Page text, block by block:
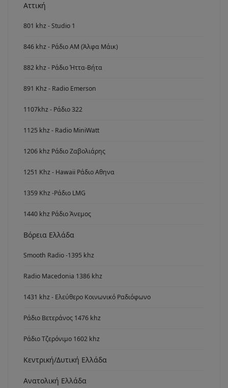
Αττική
801 khz - Studio 1
846 khz - Ράδιο ΑΜ (Άλφα Μάικ)
882 khz - Ράδιο Ήττα-Βήτα
891 Khz - Radio Emerson
1107khz - Ράδιο 322
1125 khz - Radio MiniWatt
1206 khz Ράδιο Ζαβολιάρης
1251 Khz - Hawaii Ράδιο Αθηνα
1359 Khz -Ράδιο LMG
1440 khz Ράδιο Άνεμος
Βόρεια Ελλάδα
Smooth Radio -1395 khz
Radio Macedonia 1386 khz
1431 khz - Ελεύθερο Κοινωνικό Ραδιόφωνο
Ράδιο Βετεράνος 1476 khz
Ράδιο Τζερόνιμο 1602 khz
Κεντρική/Δυτική Ελλάδα
Ανατολική Ελλάδα